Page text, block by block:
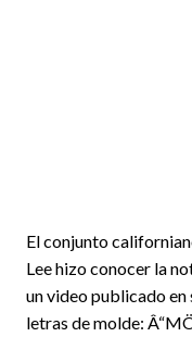
El conjunto
Lee hizo conocer la
un video publicado
letras de molde: